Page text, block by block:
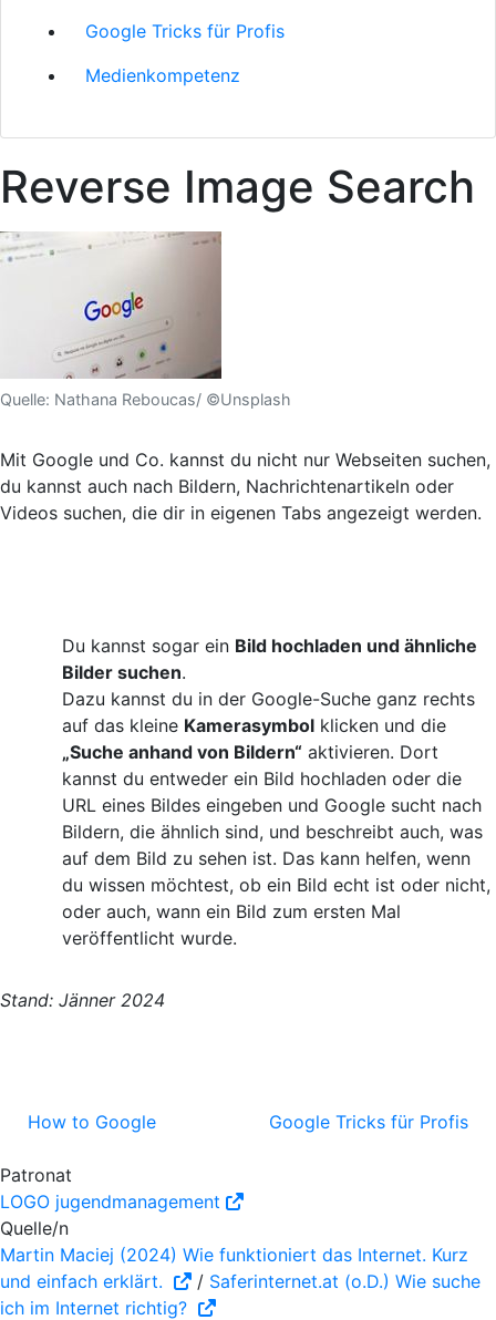
Google Tricks für Profis
Medienkompetenz
Reverse Image Search
Quelle: Nathana Reboucas/ ©Unsplash
Mit Google und Co. kannst du nicht nur Webseiten suchen,
du kannst auch nach Bildern, Nachrichtenartikeln oder
Videos suchen, die dir in eigenen Tabs angezeigt werden.
Du kannst sogar ein Bild hochladen und ähnliche
Bilder suchen.
Dazu kannst du in der Google-Suche ganz rechts
auf das kleine Kamerasymbol klicken und die
„Suche anhand von Bildern“ aktivieren. Dort
kannst du entweder ein Bild hochladen oder die
URL eines Bildes eingeben und Google sucht nach
Bildern, die ähnlich sind, und beschreibt auch, was
auf dem Bild zu sehen ist. Das kann helfen, wenn
du wissen möchtest, ob ein Bild echt ist oder nicht,
oder auch, wann ein Bild zum ersten Mal
veröffentlicht wurde.
Stand: Jänner 2024
How to Google Google Tricks für Profis
Patronat
LOGO jugendmanagement
Quelle/n
Martin Maciej (2024) Wie funktioniert das Internet. Kurz
und einfach erklärt.
/ Saferinternet.at (o.D.) Wie suche
ich im Internet richtig?